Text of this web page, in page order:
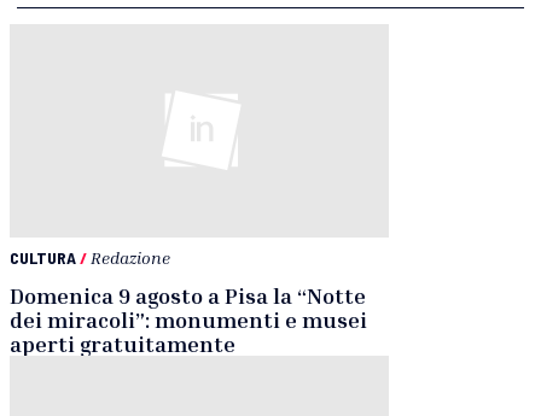
CULTURA/ Redazione
Domenica 9 agosto a Pisa la “Notte
dei miracoli”: monumenti e musei
aperti gratuitamente